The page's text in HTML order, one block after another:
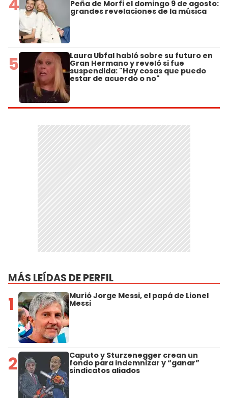
Peña de Morfi el domingo 9 de agosto:
grandes revelaciones de la música
5 Laura Ubfal habló sobre su futuro en
Gran Hermano y reveló si fue
suspendida: "Hay cosas que puedo
estar de acuerdo o no"
MÁS LEÍDAS DE PERFIL
1 Murió Jorge Messi, el papá de Lionel
Messi
2 Caputo y Sturzenegger crean un
fondo para indemnizar y “ganar”
sindicatos aliados